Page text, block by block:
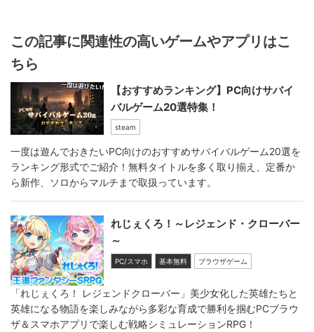
この記事に関連性の高いゲームやアプリはこ
ちら
【おすすめランキング】PC向けサバイ
バルゲーム20選特集！
steam
一度は遊んでおきたいPC向けのおすすめサバイバルゲーム20選を
ランキング形式でご紹介！無料タイトルを多く取り揃え、定番か
ら新作、ソロからマルチまで取扱っています。
れじぇくろ！～レジェンド・クローバー
～
PC/スマホ 基本無料 ブラウザゲーム
「れじぇくろ！ レジェンドクローバー」美少女化した英雄たちと
英雄になる物語を楽しみながら多彩な育成で勝利を掴むPCブラウ
ザ＆スマホアプリで楽しむ戦略シミュレーションRPG！